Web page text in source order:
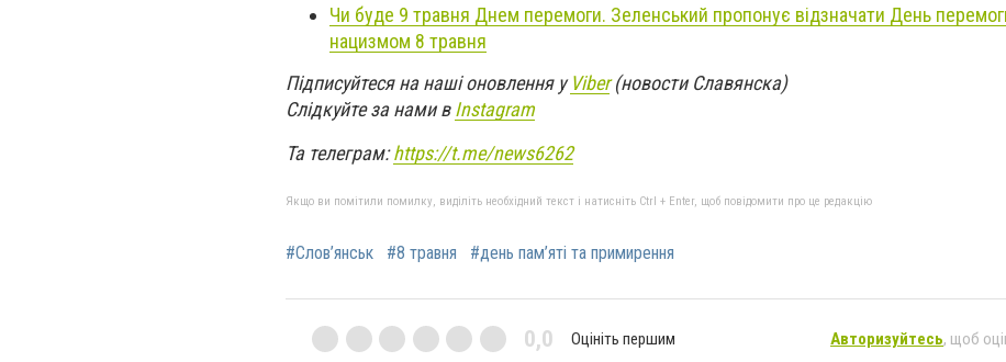
Чи буде 9 травня Днем перемоги. Зеленський пропонує відзначати День
нацизмом 8 травня
Підписуйтеся на наші оновлення уViber(новости Славянска)
Слідкуйте за нами вInstagram
Та телеграм:https://t.me/news6262
Якщо ви помітили помилку, виділіть необхідний текст і натисніть Ctrl + Enter, щоб повідомити про це редакцію
#Слов’янськ #8 травня #день пам’яті та примирення
0,0 Оцініть першим Авторизуйтесь, щоб